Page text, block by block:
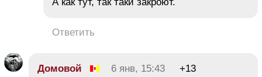
Ответить
Домовой 6 янв, 15:43
+13